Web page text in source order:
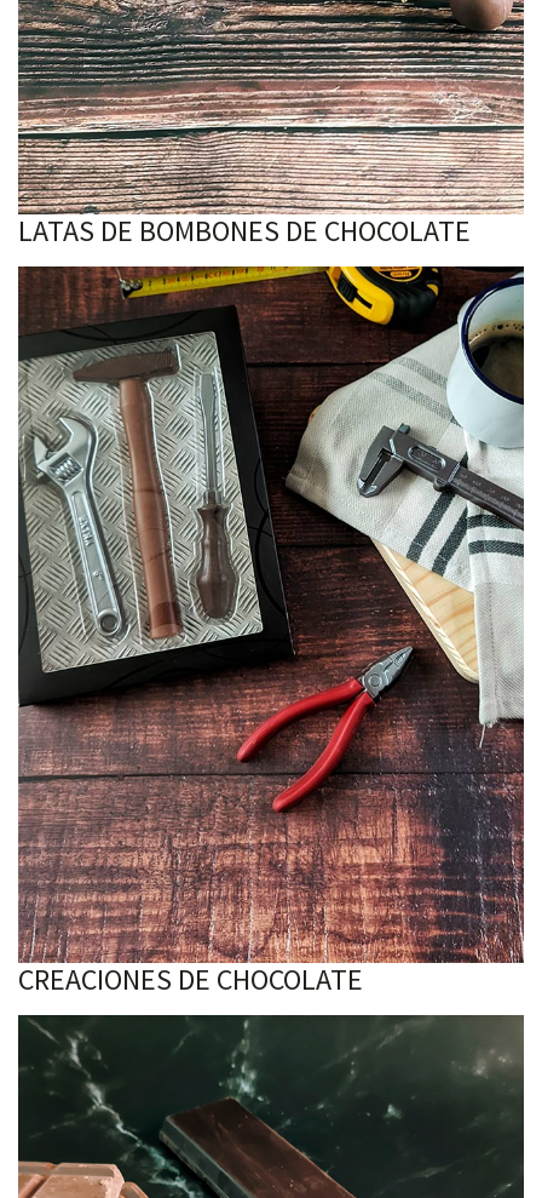
LATAS DE BOMBONES DE CHOCOLATE
CREACIONES DE CHOCOLATE